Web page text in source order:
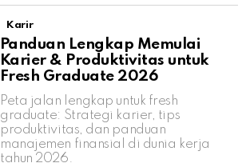
Karir
Panduan Lengkap Memulai
Karier & Produktivitas untuk
Fresh Graduate 2026
Peta jalan lengkap untuk fresh
graduate: Strategi karier, tips
produktivitas, dan panduan
manajemen finansial di dunia kerja
tahun 2026.